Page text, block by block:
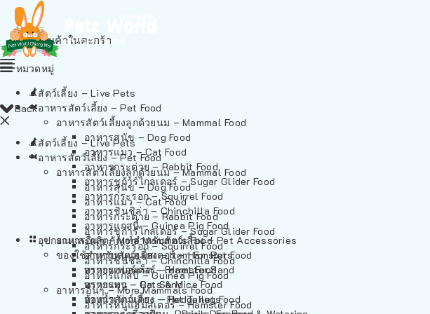
ไม่มีสินค้าในตะกร้า
Back
สัตว์เลี้ยง – Live Pets
อาหารสัตว์เลี้ยง – Pet Food
อาหารสัตว์เลี้ยงลูกด้วยนม – Mammal Food
อาหารสุนัข – Dog Food
อาหารแมว – Cat Food
อาหารกระต่าย – Rabbit Food
อาหารชูก้าร์ไกลเดอร์ – Sugar Glider Food
อาหารกระรอก – Squirrel Food
อาหารชินชิล่า – Chinchilla Food
อาหารแกสบี้ – Guinea Pig Food
อาหารอื่นๆ – More Mammals Food
อาหารหนูแฮมสเตอร์ – Hamster Food
หมวดหมู่
สัตว์เลี้ยง – Live Pets
อาหารสัตว์เลี้ยง – Pet Food
อาหารสัตว์เลี้ยงลูกด้วยนม – Mammal Food
อาหารสุนัข – Dog Food
อาหารแมว – Cat Food
อาหารกระต่าย – Rabbit Food
อาหารชูก้าร์ไกลเดอร์ – Sugar Glider Food
อาหารกระรอก – Squirrel Food
อาหารชินชิล่า – Chinchilla Food
อาหารแกสบี้ – Guinea Pig Food
อาหารอื่นๆ – More Mammals Food
อาหารหนูแฮมสเตอร์ – Hamster Food
อาหารเฟอร์เร็ต – Ferret Food
อาหารหนู – Rats & Mice Food
อาหารเม่นแคระ – Hedgehog Food
อุปกรณและผลิตภัณฑ์สำหรับสัตว์เลี้ยง – Pet Accessories
ของใช้สำหรับสัตว์เลี้ยง – Item For Pets
ทรายแฮมสเตอร์ – Hamster Sand
ทรายแมว – Cat Sand
ห้องน้ำสัตว์เลี้ยง – Pet Toilets